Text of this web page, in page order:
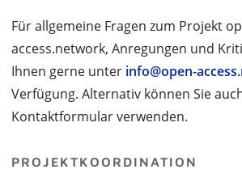
Für allgemeine Fragen zum Projekt
access.network, Anregungen und
Ihnen gerne unter info@open-
Verfügung. Alternativ können Sie
Kontaktformular verwenden.
PROJEKTKOORDINATION